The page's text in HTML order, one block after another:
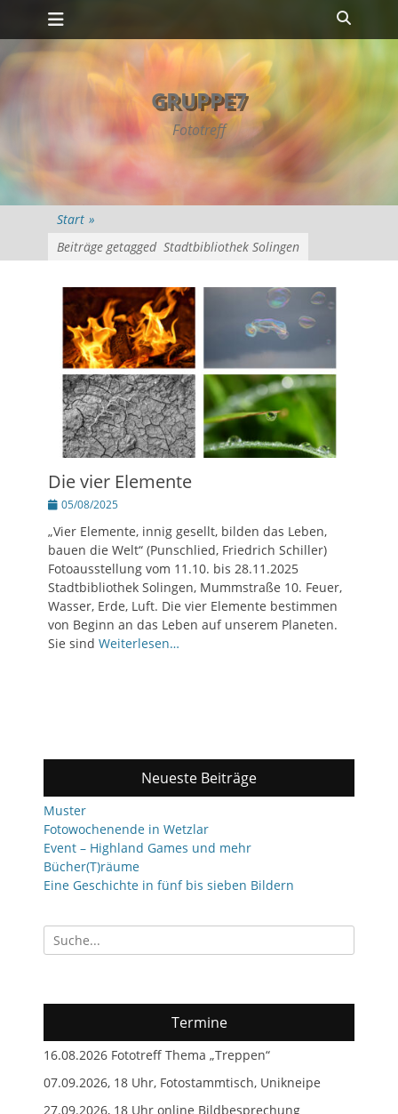
Zum
Inhalt
springen
Primäres Menü
GRUPPE7
Fototreff
Start »
Beiträge getagged Stadtbibliothek Solingen
Die vier Elemente
Posted
05/08/2025
„Vier Elemente, innig gesellt, bilden das Leben,
bauen die Welt“ (Punschlied, Friedrich Schiller)
Fotoausstellung vom 11.10. bis 28.11.2025
Stadtbibliothek Solingen, Mummstraße 10. Feuer,
Wasser, Erde, Luft. Die vier Elemente bestimmen
von Beginn an das Leben auf unserem Planeten.
Sie sind Weiterlesen…
Neueste Beiträge
Muster
Fotowochenende in Wetzlar
Event – Highland Games und mehr
Bücher(T)räume
Eine Geschichte in fünf bis sieben Bildern
Suchen
nach:
Termine
16.08.2026 Fototreff Thema „Treppen“
07.09.2026, 18 Uhr, Fotostammtisch, Unikneipe
27.09.2026, 18 Uhr online Bildbesprechung